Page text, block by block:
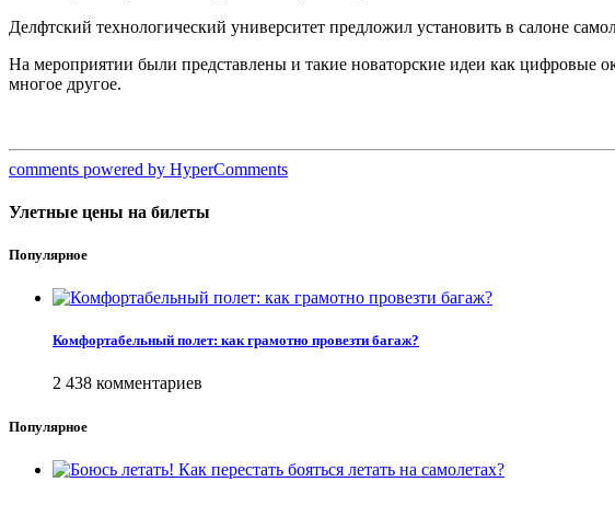
Делфтский технологический университет предложил установить в салоне
На мероприятии были представлены и такие новаторские идеи как
многое другое.
comments powered by HyperComments
Улетные цены на билеты
Популярное
Комфортабельный полет: как грамотно провезти багаж?
2 438 комментариев
Популярное